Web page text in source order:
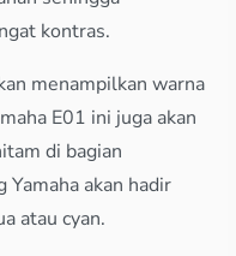
kontras.
menampilkan warna
E01 ini juga akan
di bagian
akan hadir
atau cyan.